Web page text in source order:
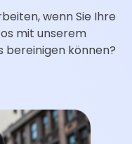
wenn Sie Ihre
mit unserem
bereinigen können?